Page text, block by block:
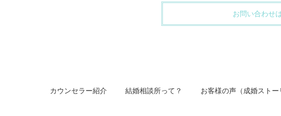
お問い合わせ
カウンセラー紹介 結婚相談所って？ お客様の声（成婚ストー